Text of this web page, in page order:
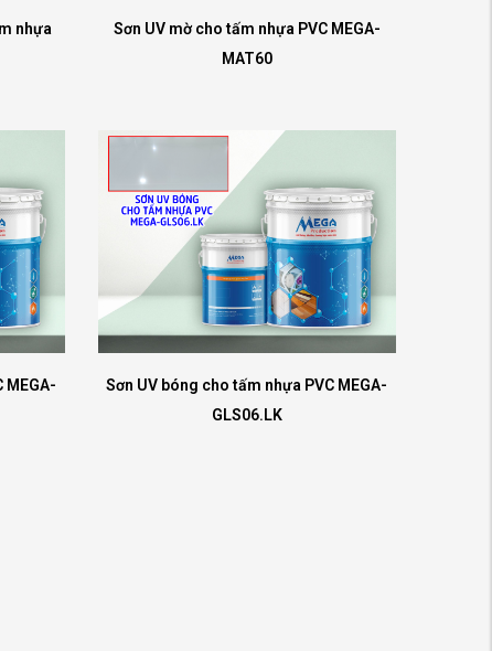
nhựa
Sơn UV mờ cho tấm nhựa PVC MEGA-
MAT60
MEGA-
Sơn UV bóng cho tấm nhựa PVC MEGA-
GLS06.LK